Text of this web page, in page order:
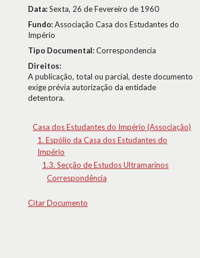
Data:Sexta, 26 de Fevereiro de 1960
Fundo:Associação Casa dos Estudantes do
Império
Tipo Documental:Correspondencia
Direitos:
A publicação, total ou parcial, deste documento
exige prévia autorização da entidade
detentora.
Casa dos Estudantes do Império (Associação)
1. Espólio da Casa dos Estudantes do
Império
1.3. Secção de Estudos Ultramarinos
Correspondência
Citar Documento